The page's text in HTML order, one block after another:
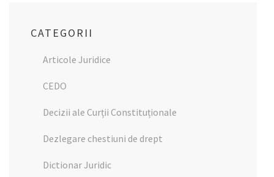
CATEGORII
Articole Juridice
CEDO
Decizii ale Curții Constituționale
Dezlegare chestiuni de drept
Dictionar Juridic